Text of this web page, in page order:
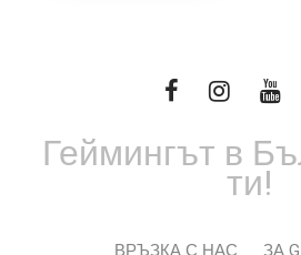
Геймингът в
ти!